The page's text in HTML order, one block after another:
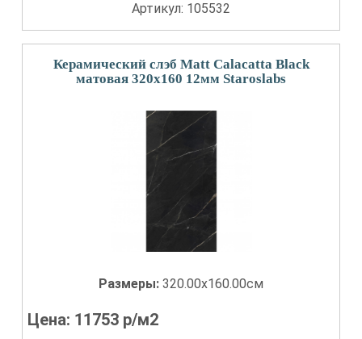
Артикул: 105532
Керамический слэб Matt Calacatta Black
матовая 320x160 12мм Staroslabs
Размеры: 320.00x160.00см
Цена: 11753 р/м2